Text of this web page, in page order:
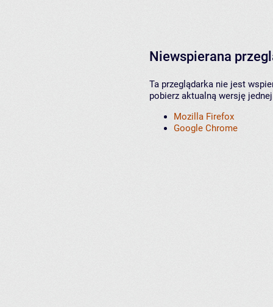
Niewspierana
Ta przeglądarka nie jest
pobierz aktualną wersję
Mozilla Firefox
Google Chrome